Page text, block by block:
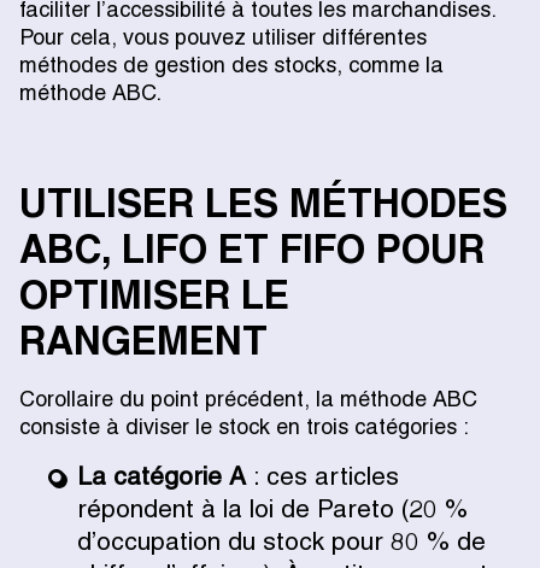
faciliter l’accessibilité à toutes les marchandises.
Pour cela, vous pouvez utiliser différentes
méthodes de gestion des stocks, comme la
méthode ABC.
UTILISER LES MÉTHODES
ABC, LIFO ET FIFO POUR
OPTIMISER LE
RANGEMENT
Corollaire du point précédent, la méthode ABC
consiste à diviser le stock en trois catégories :
La catégorie A: ces articles
répondent à la loi de Pareto (20 %
d’occupation du stock pour 80 % de